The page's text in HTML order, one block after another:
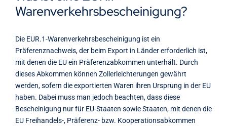
Warenverkehrsbescheinigung?
Die EUR.1-Warenverkehrsbescheinigung ist ein
Präferenznachweis, der beim Export in Länder erforderlich ist,
mit denen die EU ein Präferenzabkommen unterhält. Durch
dieses Abkommen können Zollerleichterungen gewährt
werden, sofern die exportierten Waren ihren Ursprung in der EU
haben. Dabei muss man jedoch beachten, dass diese
Bescheinigung nur für EU-Staaten sowie Staaten, mit denen die
EU Freihandels-, Präferenz- bzw. Kooperationsabkommen